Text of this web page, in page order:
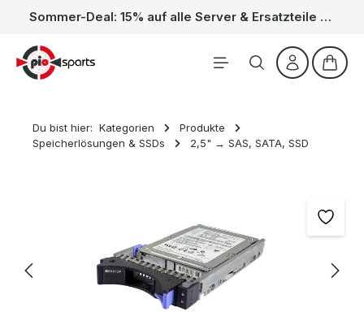
Zum Hauptinhalt springen Sommer-Deal: 15% auf alle Server & Ersatzteile – Kein Code nötig, der Rabatt wird automatisch im Warenkorb abgezogen. Gültig vom 01.06. bis 31.08.
Du bist hier: Kategorien
Produkte
Speicherlösungen & SSDs
2,5" → SAS, SATA, SSD